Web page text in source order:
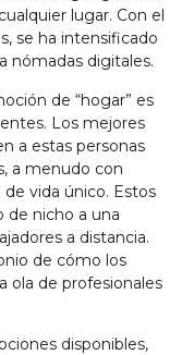
lugar. Con el
se ha intensificado
nómadas digitales.
de “hogar” es
Los mejores
a estas personas
a menudo con
vida único. Estos
de nicho a una
a distancia.
de cómo los
ola de profesionales
disponibles,